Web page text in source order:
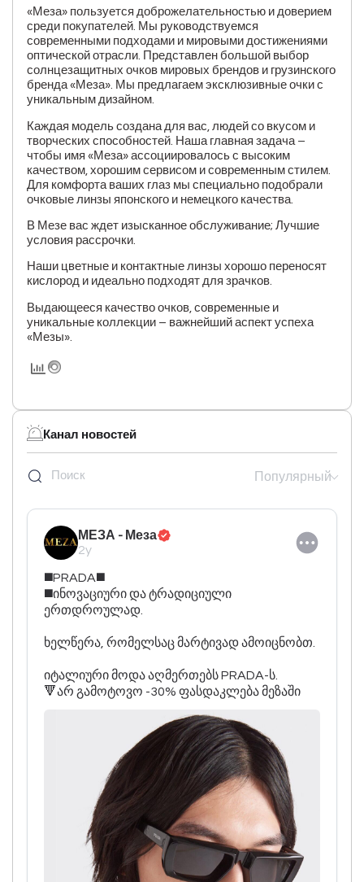
«Меза» пользуется доброжелательностью и доверием
среди покупателей. Мы руководствуемся
современными подходами и мировыми достижениями
оптической отрасли. Представлен большой выбор
солнцезащитных очков мировых брендов и грузинского
бренда «Меза». Мы предлагаем эксклюзивные очки с
уникальным дизайном.
Каждая модель создана для вас, людей со вкусом и
творческих способностей. Наша главная задача –
чтобы имя «Меза» ассоциировалось с высоким
качеством, хорошим сервисом и современным стилем.
Для комфорта ваших глаз мы специально подобрали
очковые линзы японского и немецкого качества.
В Мезе вас ждет изысканное обслуживание; Лучшие
условия рассрочки.
Наши цветные и контактные линзы хорошо переносят
кислород и идеально подходят для зрачков.
Выдающееся качество очков, современные и
уникальные коллекции – важнейший аспект успеха
«Мезы».
Канал новостей
Популярный
МЕЗА - Меза
2y
◼️PRADA◼️
◼️ინოვაციური და ტრადიციული
ერთდროულად.
ხელწერა, რომელსაც მარტივად ამოიცნობთ.
იტალიური მოდა აღმერთებს PRADA-ს.
🔻არ გამოტოვო -30% ფასდაკლება მეზაში